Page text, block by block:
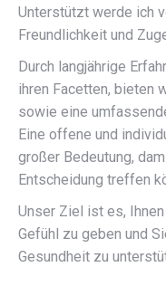
Unterstützt werde ich
Freundlichkeit und
Durch langjährige
ihren Facetten, bieten
sowie eine
Eine offene und
großer Bedeutung,
Entscheidung treffen
Unser Ziel ist es,
Gefühl zu geben und
Gesundheit zu